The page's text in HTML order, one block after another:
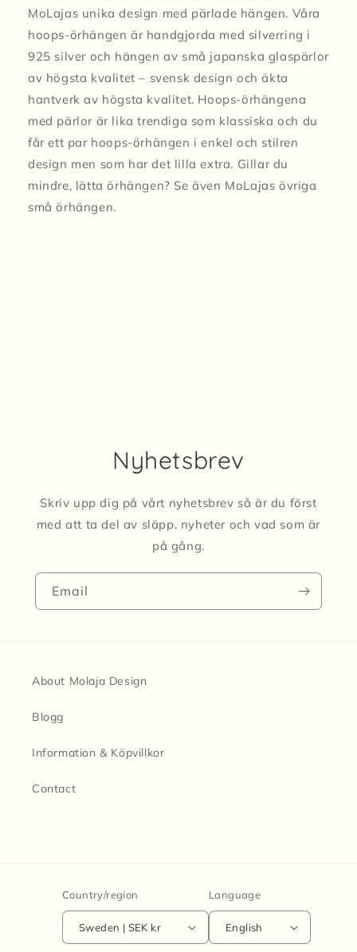
MoLajas unika design med pärlade hängen. Våra
hoops-örhängen är handgjorda med silverring i
925 silver och hängen av små japanska glaspärlor
av högsta kvalitet – svensk design och äkta
hantverk av högsta kvalitet. Hoops-örhängena
med pärlor är lika trendiga som klassiska och du
får ett par hoops-örhängen i enkel och stilren
design men som har det lilla extra. Gillar du
mindre, lätta örhängen? Se även MoLajas övriga
små örhängen.
Nyhetsbrev
Skriv upp dig på vårt nyhetsbrev så är du först
med att ta del av släpp, nyheter och vad som är
på gång.
Email
About Molaja Design
Blogg
Information & Köpvillkor
Contact
Country/region
Sweden | SEK kr
Language
English